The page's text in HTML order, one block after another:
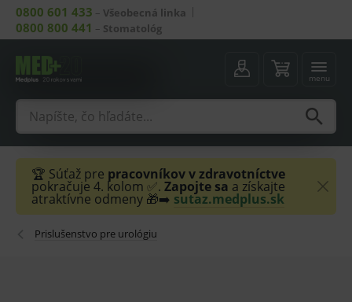
0800 601 433 – Všeobecná linka
0800 800 441 – Stomatológ
menu
🏆 Súťaž pre pracovníkov v zdravotníctve
pokračuje 4. kolom ✅. Zapojte sa a získajte
atraktívne odmeny 🎁➡️ sutaz.medplus.sk
Prislušenstvo pre urológiu